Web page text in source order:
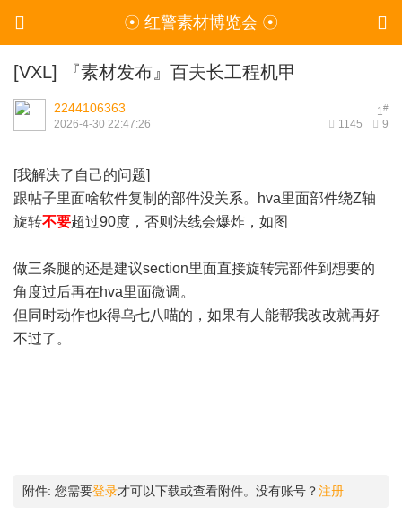
☉ 红警素材博览会 ☉
[VXL] 『素材发布』百夫长工程机甲
1#
2244106363
1145 9
2026-4-30 22:47:26
[我解决了自己的问题]
跟帖子里面啥软件复制的部件没关系。hva里面部件绕Z轴
旋转不要超过90度，否则法线会爆炸，如图
做三条腿的还是建议section里面直接旋转完部件到想要的
角度过后再在hva里面微调。
但同时动作也k得乌七八喵的，如果有人能帮我改改就再好
不过了。
附件: 您需要登录才可以下载或查看附件。没有账号？注册